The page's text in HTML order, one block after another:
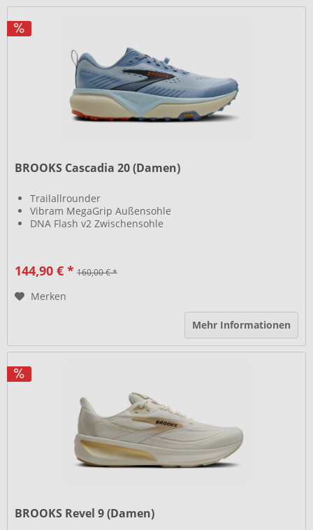
BROOKS Cascadia 20 (Damen)
Trailallrounder
Vibram MegaGrip Außensohle
DNA Flash v2 Zwischensohle
144,90 € * 160,00 € *
Merken
Mehr Informationen
BROOKS Revel 9 (Damen)